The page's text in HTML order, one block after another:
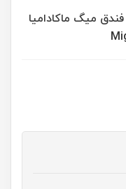
میگ ماکادامیا